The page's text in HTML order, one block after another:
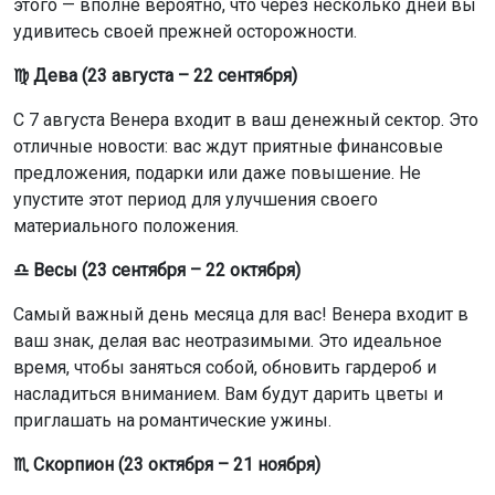
этого — вполне вероятно, что через несколько дней вы
удивитесь своей прежней осторожности.
♍ Дева (23 августа – 22 сентября)
С 7 августа Венера входит в ваш денежный сектор. Это
отличные новости: вас ждут приятные финансовые
предложения, подарки или даже повышение. Не
упустите этот период для улучшения своего
материального положения.
♎ Весы (23 сентября – 22 октября)
Самый важный день месяца для вас! Венера входит в
ваш знак, делая вас неотразимыми. Это идеальное
время, чтобы заняться собой, обновить гардероб и
насладиться вниманием. Вам будут дарить цветы и
приглашать на романтические ужины.
♏ Скорпион (23 октября – 21 ноября)